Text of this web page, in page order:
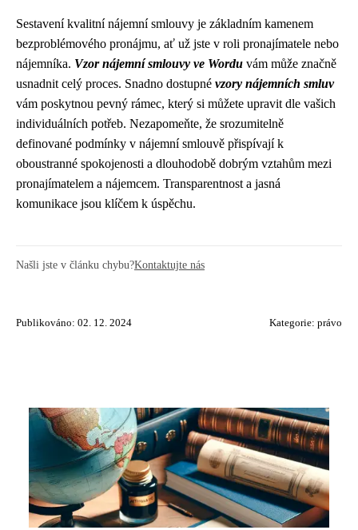
Sestavení kvalitní nájemní smlouvy je základním kamenem
bezproblémového pronájmu, ať už jste v roli pronajímatele nebo
nájemníka. Vzor nájemní smlouvy ve Wordu vám může značně
usnadnit celý proces. Snadno dostupné vzory nájemních smluv
vám poskytnou pevný rámec, který si můžete upravit dle vašich
individuálních potřeb. Nezapomeňte, že srozumitelně
definované podmínky v nájemní smlouvě přispívají k
oboustranné spokojenosti a dlouhodobě dobrým vztahům mezi
pronajímatelem a nájemcem. Transparentnost a jasná
komunikace jsou klíčem k úspěchu.
Našli jste v článku chybu?Kontaktujte nás
Publikováno: 02. 12. 2024 Kategorie: právo